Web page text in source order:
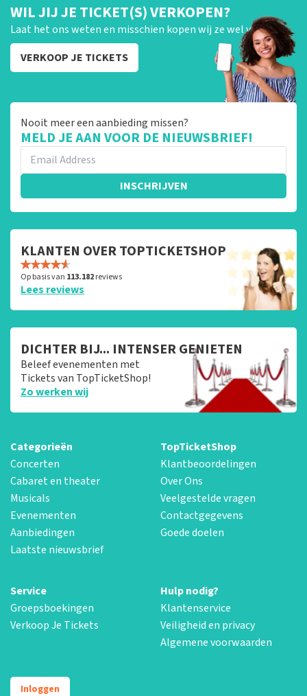
WIL JIJ JE TICKET(S) VERKOPEN?
Laat het ons weten en misschien kopen wij ze wel van je!
VERKOOP JE TICKETS
Nooit meer een aanbieding missen?
MELD JE AAN VOOR DE NIEUWSBRIEF!
INSCHRIJVEN
KLANTEN OVER TOPTICKETSHOP
Op basis van 113.182reviews
Lees reviews
DICHTER BIJ... INTENSER GENIETEN
Beleef evenementen met
Tickets van TopTicketShop!
Zo werken wij
Categorieën
Concerten
Cabaret en theater
Musicals
Evenementen
Aanbiedingen
Laatste nieuwsbrief
TopTicketShop
Klantbeoordelingen
Over Ons
Veelgestelde vragen
Contactgegevens
Goede doelen
Service
Groepsboekingen
Verkoop Je Tickets
Hulp nodig?
Klantenservice
Veiligheid en privacy
Algemene voorwaarden
Inloggen